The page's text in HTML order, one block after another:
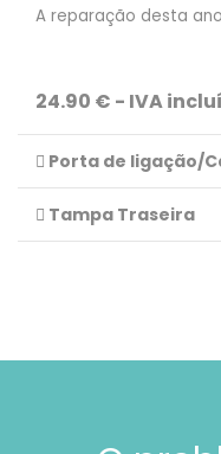
A reparação desta
24.90 € - IVA
Porta de ligação/
Tampa Traseira